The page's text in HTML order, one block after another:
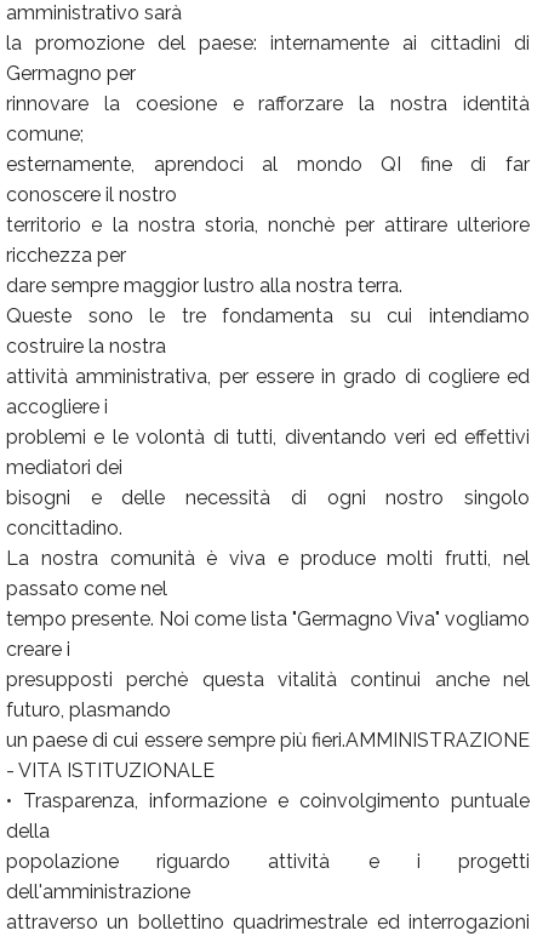
amministrativo sarà
la promozione del paese: internamente ai cittadini di
Germagno per
rinnovare la coesione e rafforzare la nostra identità
comune;
esternamente, aprendoci al mondo QI fine di far
conoscere il nostro
territorio e la nostra storia, nonchè per attirare ulteriore
ricchezza per
dare sempre maggior lustro alla nostra terra.
Queste sono le tre fondamenta su cui intendiamo
costruire la nostra
attività amministrativa, per essere in grado di cogliere ed
accogliere i
problemi e le volontà di tutti, diventando veri ed effettivi
mediatori dei
bisogni e delle necessità di ogni nostro singolo
concittadino.
La nostra comunità è viva e produce molti frutti, nel
passato come nel
tempo presente. Noi come lista "Germagno Viva" vogliamo
creare i
presupposti perchè questa vitalità continui anche nel
futuro, plasmando
un paese di cui essere sempre più fieri.AMMINISTRAZIONE
- VITA ISTITUZIONALE
• Trasparenza, informazione e coinvolgimento puntuale
della
popolazione riguardo attività e i progetti
dell'amministrazione
attraverso un bollettino quadrimestrale ed interrogazioni